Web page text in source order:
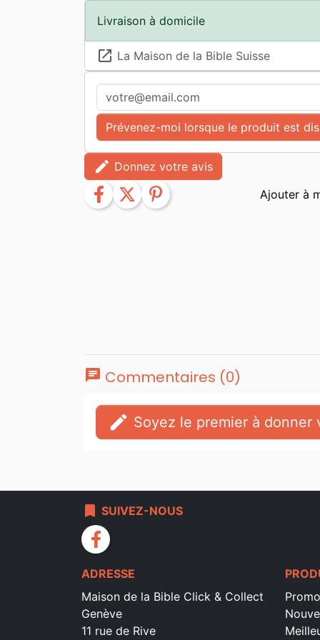
Livraison à domicile
launch La Maison de la Bible Suisse
Prévenez-moi lorsque le produit est
edit Donnez votre avis
facebook twitter pinterest
chat Commentaires (0)
edit Soyez le premier à donner
bookmark SUIVEZ-NOUS
facebook
ADRESSE
Maison de la Bible Click & Collect
Genève
11 rue de Rive